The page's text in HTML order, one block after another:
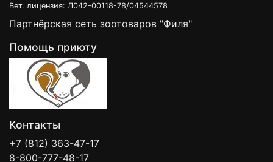
Вет. лицензия: Л042-00118-78/04544578
Партнёрская сеть зоотоваров "Филя"
Помощь приюту
Контакты
+7 (812) 363-47-17
8-800-777-48-17